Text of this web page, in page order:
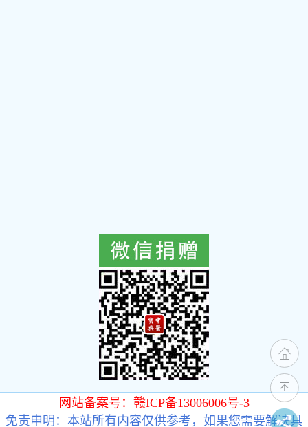
网站备案号：赣ICP备13006006号-3
免责申明：本站所有内容仅供参考，如果您需要解决具